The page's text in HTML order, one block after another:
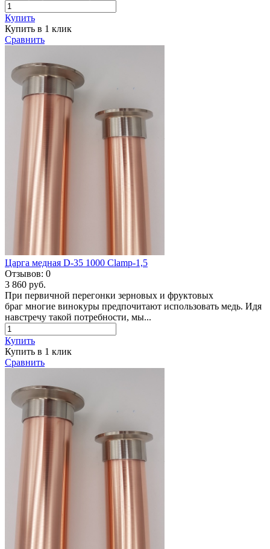
Купить
Купить в 1 клик
Сравнить
Царга медная D-35 1000 Clamp-1,5
Отзывов: 0
3 860 руб.
При первичной перегонки зерновых и фруктовых
браг многие винокуры предпочитают использовать медь. Идя
навстречу такой потребности, мы...
Купить
Купить в 1 клик
Сравнить